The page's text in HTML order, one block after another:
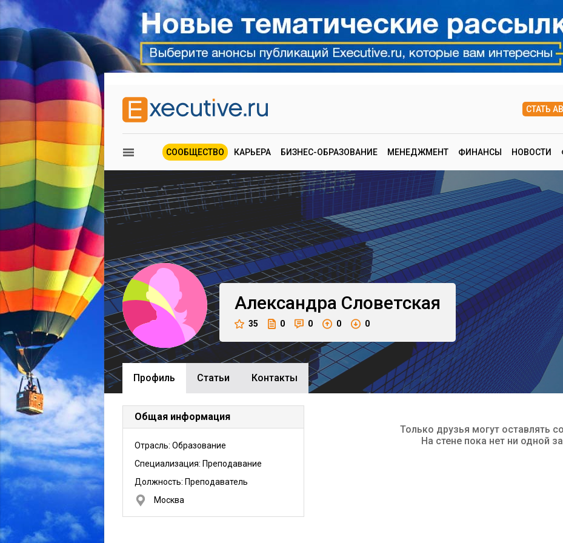
СТАТЬ
СООБЩЕСТВО КАРЬЕРА БИЗНЕС-ОБРАЗОВАНИЕ МЕНЕДЖМЕНТ ФИНАНСЫ НОВОСТИ
Александра Словетская
35 0 0 0 0
Профиль Cтатьи Контакты
Общая информация
Отрасль: Образование
Специализация: Преподавание
Должность: Преподаватель
Москва
Только друзья могут оставлять
На стене пока нет ни одной